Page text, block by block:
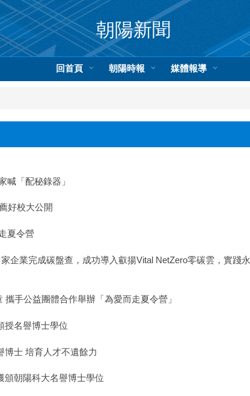
朝陽新聞
回首頁 朝陽時報 媒體報導
喊「配秘錄器」
好校大公開
夏令營
企業完成碳盤查，成功導入叡揚Vital NetZero零碳雲，實踐永
手公益團體合作舉辦「為愛而走夏令營」
授名譽博士學位
博士 培育人才不遺餘力
頒朝陽科大名譽博士學位